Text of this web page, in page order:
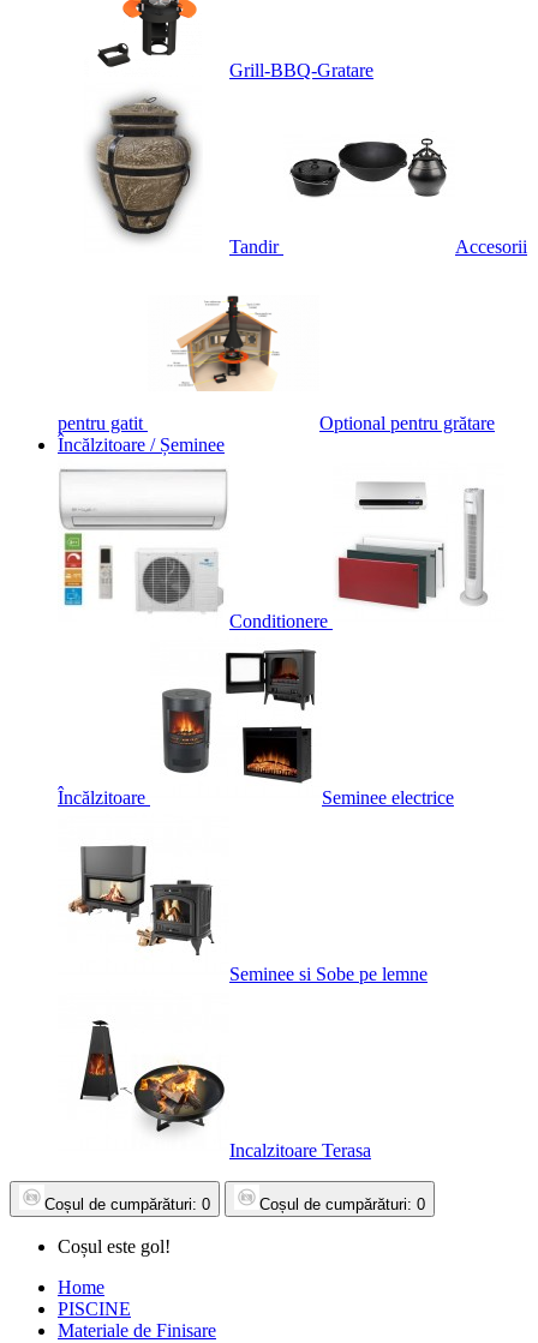
Grill-BBQ-Gratare
Tandir Accesorii
pentru gatit
Optional pentru grătare
Încălzitoare / Șeminee
Conditionere
Încălzitoare Seminee electrice
Seminee si Sobe pe lemne
Incalzitoare Terasa
Coșul de cumpărături: 0 Coșul de cumpărături: 0
Coșul este gol!
Home
PISCINE
Materiale de Finisare